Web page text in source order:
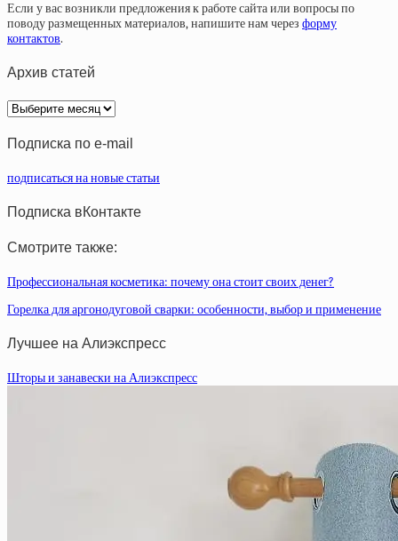
Если у вас возникли предложения к работе сайта или вопросы по
поводу размещенных материалов, напишите нам через форму
контактов.
Архив статей
Архив
статей
Подписка по e-mail
подписаться на новые статьи
Подписка вКонтакте
Смотрите также:
Профессиональная косметика: почему она стоит своих денег?
Горелка для аргонодуговой сварки: особенности, выбор и применение
Лучшее на Алиэкспресс
Шторы и занавески на Алиэкспресс